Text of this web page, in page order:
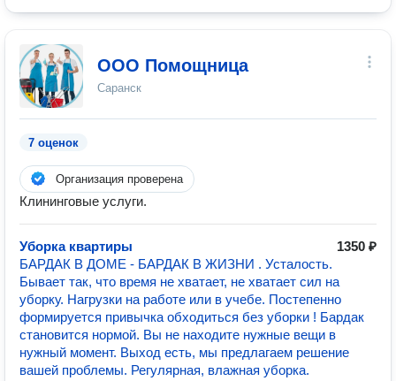
ООО Помощница
Саранск
7 оценок
Организация проверена
Клининговые услуги.
Уборка квартиры
1350 ₽
БАРДАК В ДОМЕ - БАРДАК В ЖИЗНИ . Усталость.
Бывает так, что время не хватает, не хватает сил на
уборку. Нагрузки на работе или в учебе. Постепенно
формируется привычка обходиться без уборки ! Бардак
становится нормой. Вы не находите нужные вещи в
нужный момент. Выход есть, мы предлагаем решение
вашей проблемы. Регулярная, влажная уборка.